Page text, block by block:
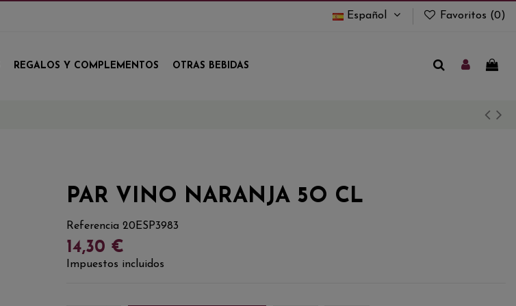
Español Favoritos (0)
REGALOS Y COMPLEMENTOS OTRAS BEBIDAS
PAR VINO NARANJA 5O CL
Referencia 20ESP3983
14,30 €
Impuestos incluidos